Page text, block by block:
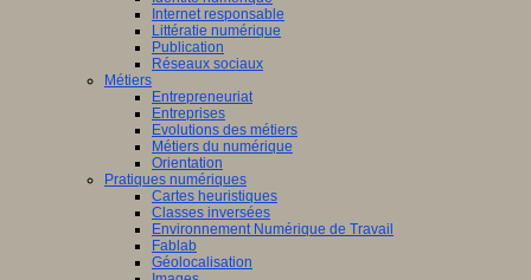
Internet responsable
Littératie numérique
Publication
Réseaux sociaux
Métiers
Entrepreneuriat
Entreprises
Evolutions des métiers
Métiers du numérique
Orientation
Pratiques numériques
Cartes heuristiques
Classes inversées
Environnement Numérique de Travail
Fablab
Géolocalisation